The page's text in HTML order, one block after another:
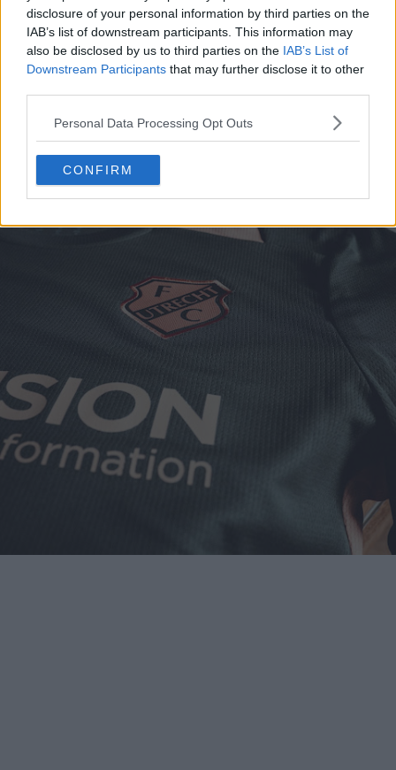
disclosure of your personal information by third parties on the
IAB’s list of downstream participants. This information may
also be disclosed by us to third parties on the IAB’s List of
Downstream Participants that may further disclose it to other
Personal Data Processing Opt Outs
CONFIRM